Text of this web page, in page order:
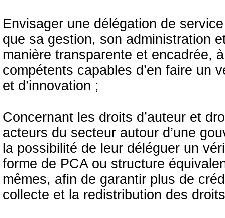
Envisager une délégation de
que sa gestion, son administration
manière transparente et encadrée,
compétents capables d’en faire un
et d’innovation ;
Concernant les droits d’auteur et
acteurs du secteur autour d’une
la possibilité de leur déléguer un
forme de PCA ou structure
mêmes, afin de garantir plus de
collecte et la redistribution des